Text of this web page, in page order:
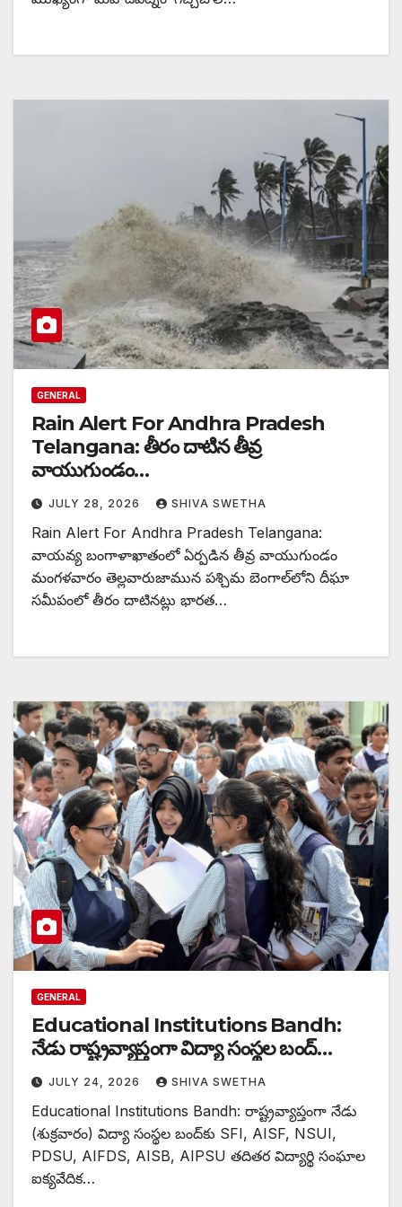
GENERAL
Rain Alert For Andhra Pradesh
Telangana: తీరం దాటిన తీవ్ర
వాయుగుండం…
JULY 28, 2026 SHIVA SWETHA
Rain Alert For Andhra Pradesh Telangana:
వాయవ్య బంగాళాఖాతంలో ఏర్పడిన తీవ్ర వాయుగుండం
మంగళవారం తెల్లవారుజామున పశ్చిమ బెంగాల్‌లోని దీఘా
సమీపంలో తీరం దాటినట్లు భారత…
GENERAL
Educational Institutions Bandh:
నేడు రాష్ట్రవ్యాప్తంగా విద్యా సంస్థల బంద్…
JULY 24, 2026 SHIVA SWETHA
Educational Institutions Bandh: రాష్ట్రవ్యాప్తంగా నేడు
(శుక్రవారం) విద్యా సంస్థల బంద్‌కు SFI, AISF, NSUI,
PDSU, AIFDS, AISB, AIPSU తదితర విద్యార్థి సంఘాల
ఐక్యవేదిక…